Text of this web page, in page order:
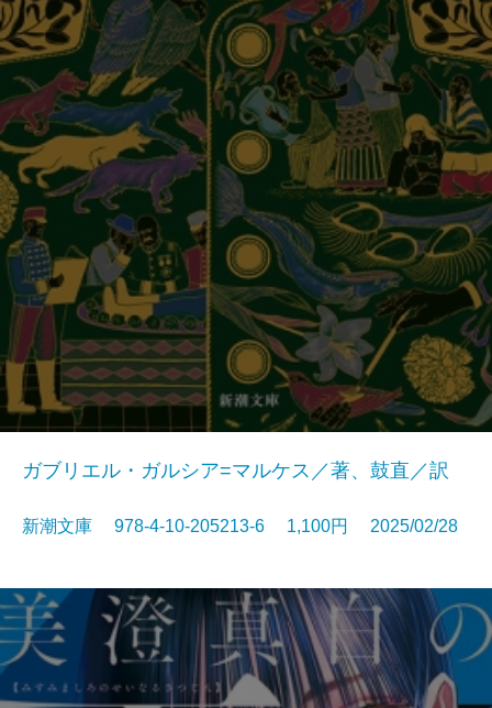
ガブリエル・ガルシア=マルケス／著、鼓直／訳
新潮文庫 978-4-10-205213-6 1,100円 2025/02/28